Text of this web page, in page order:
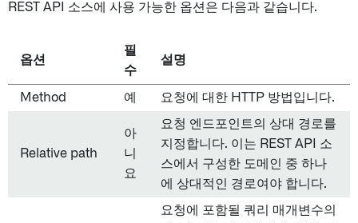
REST API 소스에 사용 가능한 옵션은 다음과 같습니다.
옵션
필
수
설명
Method 예 요청에 대한 HTTP 방법입니다.
Relative path
아
니
요
요청 엔드포인트의 상대 경로를
지정합니다. 이는 REST API 소
스에서 구성한 도메인 중 하나
에 상대적인 경로여야 합니다.
요청에 포함될 쿼리 매개변수의